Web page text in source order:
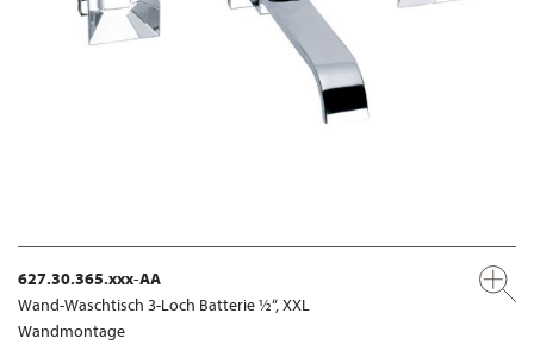
627.30.365.xxx-AA
Wand-Waschtisch 3-Loch Batterie ½“, XXL
Wandmontage